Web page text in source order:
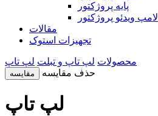
پایه پروژکتور
لامپ ویدئو پروژکتور
مقالات
تجهیزات استوک
محصولات لپ تاپ و تبلت لپ تاپ
مقایسه حذف مقایسه
لپ تاپ